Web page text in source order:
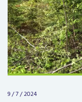
9 / 7 / 2024